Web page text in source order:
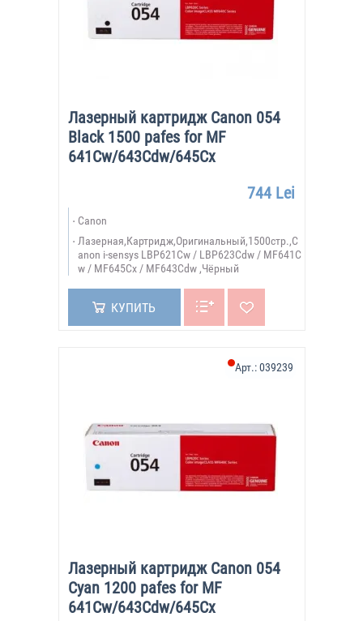
Лазерный картридж Canon 054
Black 1500 pafes for MF
641Cw/643Cdw/645Cx
744 Lei
Canon
Лазерная,Картридж,Оригинальный,1500стр.,C
anon i-sensys LBP621Cw / LBP623Cdw / MF641C
w / MF645Cx / MF643Cdw ,Чёрный
КУПИТЬ
Лазерный картридж Canon 054
Cyan 1200 pafes for MF
641Cw/643Cdw/645Cx
Арт.:039239